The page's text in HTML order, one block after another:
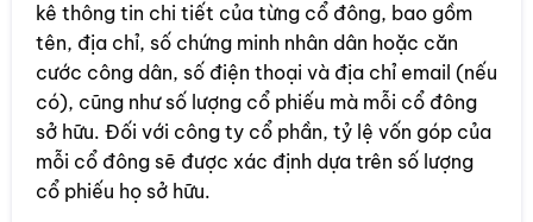
kê thông tin chi tiết của từng cổ đông, bao gồm
tên, địa chỉ, số chứng minh nhân dân hoặc căn
cước công dân, số điện thoại và địa chỉ email (nếu
có), cũng như số lượng cổ phiếu mà mỗi cổ đông
sở hữu. Đối với công ty cổ phần, tỷ lệ vốn góp của
mỗi cổ đông sẽ được xác định dựa trên số lượng
cổ phiếu họ sở hữu.